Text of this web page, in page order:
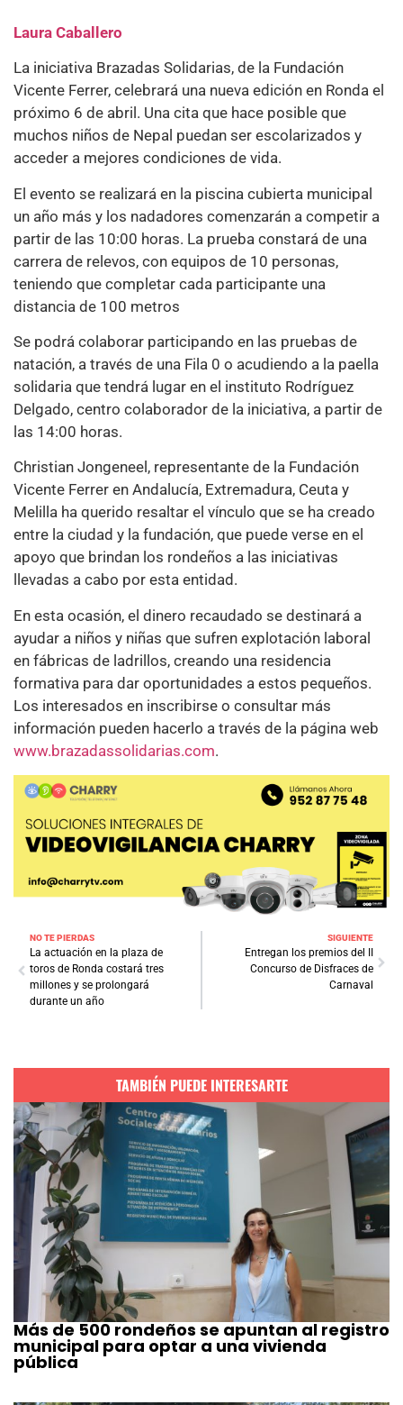
Laura Caballero
La iniciativa Brazadas Solidarias, de la Fundación
Vicente Ferrer, celebrará una nueva edición en Ronda el
próximo 6 de abril. Una cita que hace posible que
muchos niños de Nepal puedan ser escolarizados y
acceder a mejores condiciones de vida.
El evento se realizará en la piscina cubierta municipal
un año más y los nadadores comenzarán a competir a
partir de las 10:00 horas. La prueba constará de una
carrera de relevos, con equipos de 10 personas,
teniendo que completar cada participante una
distancia de 100 metros
Se podrá colaborar participando en las pruebas de
natación, a través de una Fila 0 o acudiendo a la paella
solidaria que tendrá lugar en el instituto Rodríguez
Delgado, centro colaborador de la iniciativa, a partir de
las 14:00 horas.
Christian Jongeneel, representante de la Fundación
Vicente Ferrer en Andalucía, Extremadura, Ceuta y
Melilla ha querido resaltar el vínculo que se ha creado
entre la ciudad y la fundación, que puede verse en el
apoyo que brindan los rondeños a las iniciativas
llevadas a cabo por esta entidad.
En esta ocasión, el dinero recaudado se destinará a
ayudar a niños y niñas que sufren explotación laboral
en fábricas de ladrillos, creando una residencia
formativa para dar oportunidades a estos pequeños.
Los interesados en inscribirse o consultar más
información pueden hacerlo a través de la página web
www.brazadassolidarias.com.
NO TE PIERDAS
La actuación en la plaza de
toros de Ronda costará tres
millones y se prolongará
durante un año
SIGUIENTE
Entregan los premios del II
Concurso de Disfraces de
Carnaval
TAMBIÉN PUEDE INTERESARTE
Más de 500 rondeños se apuntan al registro
municipal para optar a una vivienda
pública